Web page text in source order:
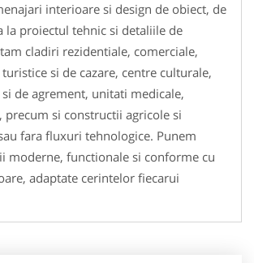
interioare si design de obiect, de
la proiectul tehnic si detaliile de
cladiri rezidentiale, comerciale,
si de cazare, centre culturale,
de agrement, unitati medicale,
precum si constructii agricole si
fara fluxuri tehnologice. Punem
moderne, functionale si conforme cu
adaptate cerintelor fiecarui